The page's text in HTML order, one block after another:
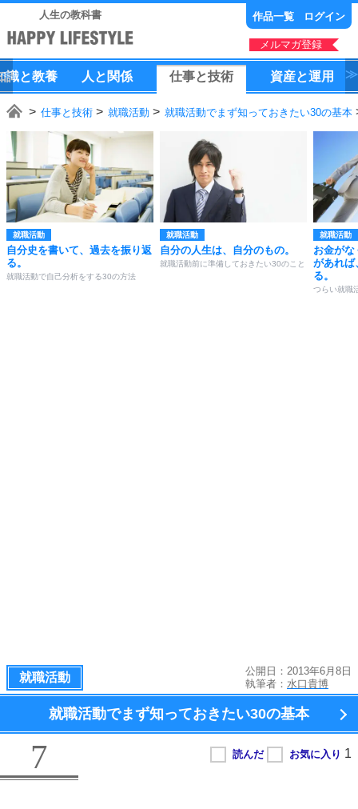
人生の教科書 作品一覧 ログイン
メルマガ登録
識と教養 人 と 関係 仕事と技術 資産と運用
仕事と技術 就職活動 就職活動でまず知っておきたい30の基本
就職活動
自分史を書いて、過去を振り返
る。
就職活動で自己分析をする30の方法
就職活動
自分の人生は、自分のもの。
就職活動前に準備しておきたい30のこと
就職活動
お金が
があれば
る。
つらい就職
就職活動
公開日：2013年6月8日
執筆者： 水口貴博
就職活動でまず知っておきたい30の基本
7